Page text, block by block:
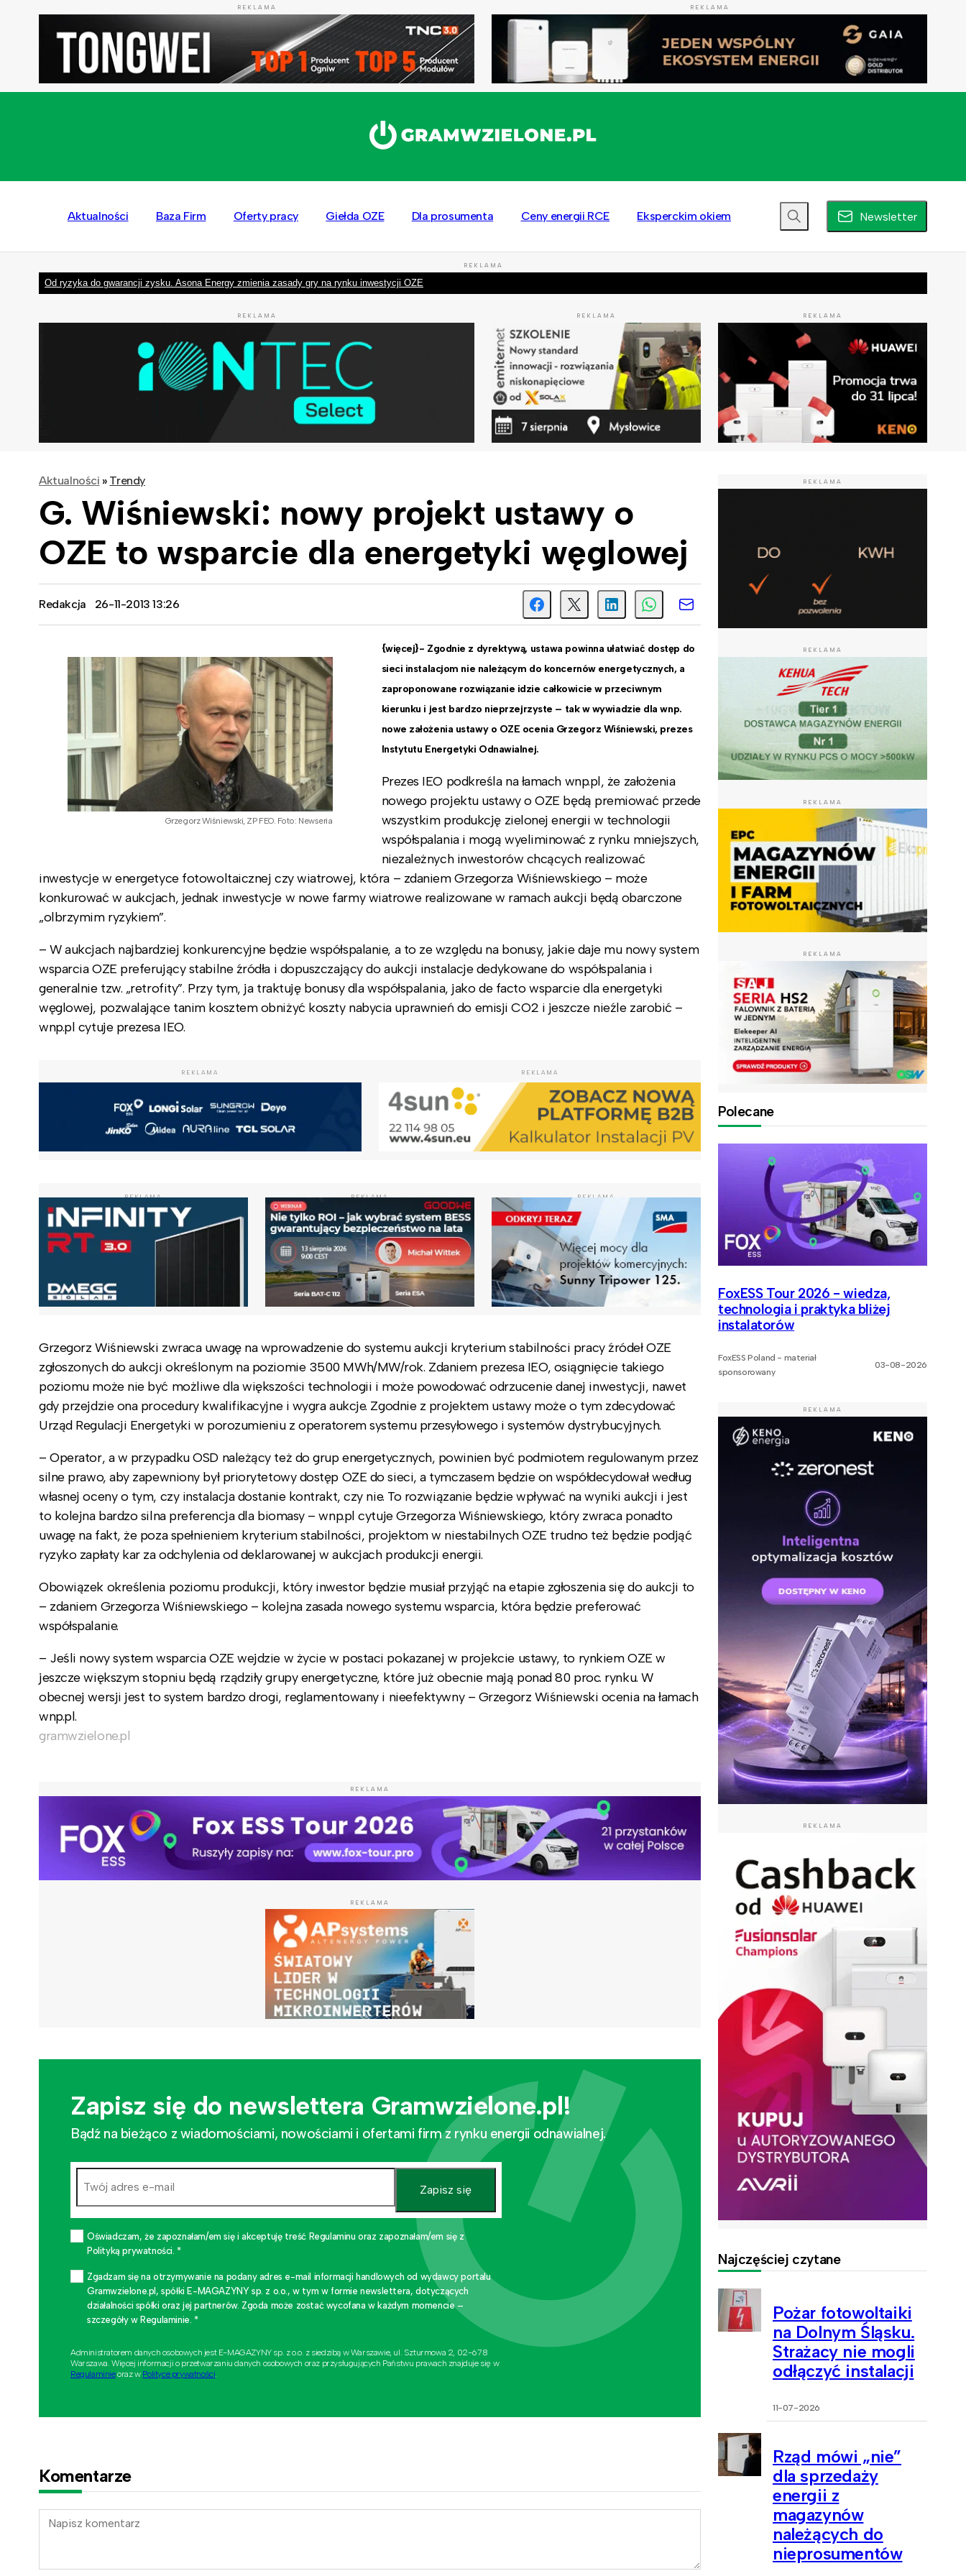
REKLAMA REKLAMA
Aktualności Baza Firm Oferty pracy Giełda OZE Dla prosumenta Ceny energii RCE Eksperckim okiem Newsletter
REKLAMA
Od ryzyka do gwarancji zysku. Asona Energy zmienia zasady gry na rynku inwestycji OZE
REKLAMA REKLAMA REKLAMA
Aktualności » Trendy
G. Wiśniewski: nowy projekt ustawy o
OZE to wsparcie dla energetyki węglowej
Redakcja 26-11-2013 13:26
Grzegorz Wiśniewski, ZP FEO. Foto: Newseria
{więcej}- Zgodnie z dyrektywą, ustawa powinna ułatwiać dostęp do
sieci instalacjom nie należącym do koncernów energetycznych, a
zaproponowane rozwiązanie idzie całkowicie w przeciwnym
kierunku i jest bardzo nieprzejrzyste – tak w wywiadzie dla wnp.
nowe założenia ustawy o OZE ocenia Grzegorz Wiśniewski, prezes
Instytutu Energetyki Odnawialnej.
Prezes IEO podkreśla na łamach wnp.pl, że założenia
nowego projektu ustawy o OZE będą premiować przede
wszystkim produkcję zielonej energii w technologii
współspalania i mogą wyeliminować z rynku mniejszych,
niezależnych inwestorów chcących realizować
inwestycje w energetyce fotowoltaicznej czy wiatrowej, która – zdaniem Grzegorza Wiśniewskiego – może
konkurować w aukcjach, jednak inwestycje w nowe farmy wiatrowe realizowane w ramach aukcji będą obarczone
„olbrzymim ryzykiem”.
– W aukcjach najbardziej konkurencyjne będzie współspalanie, a to ze względu na bonusy, jakie daje mu nowy system
wsparcia OZE preferujący stabilne źródła i dopuszczający do aukcji instalacje dedykowane do współspalania i
generalnie tzw. „retrofity”. Przy tym, ja traktuję bonusy dla współspalania, jako de facto wsparcie dla energetyki
węglowej, pozwalające tanim kosztem obniżyć koszty nabycia uprawnień do emisji CO2 i jeszcze nieźle zarobić –
wnp.pl cytuje prezesa IEO.
REKLAMA REKLAMA
REKLAMA REKLAMA REKLAMA
Grzegorz Wiśniewski zwraca uwagę na wprowadzenie do systemu aukcji kryterium stabilności pracy źródeł OZE
zgłoszonych do aukcji określonym na poziomie 3500 MWh/MW/rok. Zdaniem prezesa IEO, osiągnięcie takiego
poziomu może nie być możliwe dla większości technologii i może powodować odrzucenie danej inwestycji, nawet
gdy przejdzie ona procedury kwalifikacyjne i wygra aukcje. Zgodnie z projektem ustawy może o tym zdecydować
Urząd Regulacji Energetyki w porozumieniu z operatorem systemu przesyłowego i systemów dystrybucyjnych.
– Operator, a w przypadku OSD należący też do grup energetycznych, powinien być podmiotem regulowanym przez
silne prawo, aby zapewniony był priorytetowy dostęp OZE do sieci, a tymczasem będzie on współdecydował według
własnej oceny o tym, czy instalacja dostanie kontrakt, czy nie. To rozwiązanie będzie wpływać na wyniki aukcji i jest
to kolejna bardzo silna preferencja dla biomasy – wnp.pl cytuje Grzegorza Wiśniewskiego, który zwraca ponadto
uwagę na fakt, że poza spełnieniem kryterium stabilności, projektom w niestabilnych OZE trudno też będzie podjąć
ryzyko zapłaty kar za odchylenia od deklarowanej w aukcjach produkcji energii.
Obowiązek określenia poziomu produkcji, który inwestor będzie musiał przyjąć na etapie zgłoszenia się do aukcji to
– zdaniem Grzegorza Wiśniewskiego – kolejna zasada nowego systemu wsparcia, która będzie preferować
współspalanie.
– Jeśli nowy system wsparcia OZE wejdzie w życie w postaci pokazanej w projekcie ustawy, to rynkiem OZE w
jeszcze większym stopniu będą rządziły grupy energetyczne, które już obecnie mają ponad 80 proc. rynku. W
obecnej wersji jest to system bardzo drogi, reglamentowany i nieefektywny – Grzegorz Wiśniewski ocenia na łamach
wnp.pl.
gramwzielone.pl
REKLAMA
REKLAMA
Zapisz się do newslettera Gramwzielone.pl!
Bądź na bieżąco z wiadomościami, nowościami i ofertami firm z rynku energii odnawialnej.
Zapisz się
Oświadczam, że zapoznałam/em się i akceptuję treść Regulaminu oraz zapoznałam/em się z
Polityką prywatności. *
Zgadzam się na otrzymywanie na podany adres e-mail informacji handlowych od wydawcy portalu
Gramwzielone.pl, spółki E-MAGAZYNY sp. z o.o., w tym w formie newslettera, dotyczących
działalności spółki oraz jej partnerów. Zgoda może zostać wycofana w każdym momencie –
szczegóły w Regulaminie. *
Administratorem danych osobowych jest E-MAGAZYNY sp. z o.o. z siedzibą w Warszawie, ul. Szturmowa 2, 02-678
Warszawa. Więcej informacji o przetwarzaniu danych osobowych oraz przysługujących Państwu prawach znajduje się w
Regulaminieoraz w Polityce prywatności
Komentarze
REKLAMA
REKLAMA
REKLAMA
REKLAMA
Polecane
FoxESS Tour 2026 - wiedza,
technologia i praktyka bliżej
instalatorów
FoxESS Poland - materiał
sponsorowany
03-08-2026
REKLAMA
REKLAMA
Najczęściej czytane
Pożar fotowoltaiki
na Dolnym Śląsku.
Strażacy nie mogli
odłączyć instalacji
11-07-2026
Rząd mówi „nie”
dla sprzedaży
energii z
magazynów
należących do
nieprosumentów